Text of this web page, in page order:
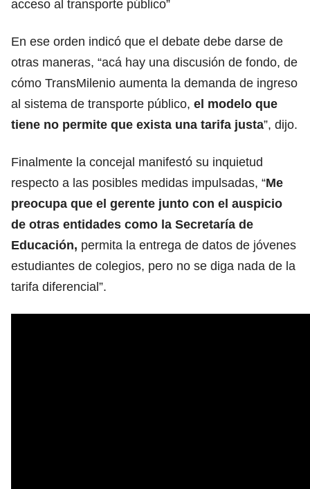
acceso al transporte público”
En ese orden indicó que el debate debe darse de
otras maneras, “acá hay una discusión de fondo, de
cómo TransMilenio aumenta la demanda de ingreso
al sistema de transporte público, el modelo que
tiene no permite que exista una tarifa justa”, dijo.
Finalmente la concejal manifestó su inquietud
respecto a las posibles medidas impulsadas, “Me
preocupa que el gerente junto con el auspicio
de otras entidades como la Secretaría de
Educación, permita la entrega de datos de jóvenes
estudiantes de colegios, pero no se diga nada de la
tarifa diferencial”.